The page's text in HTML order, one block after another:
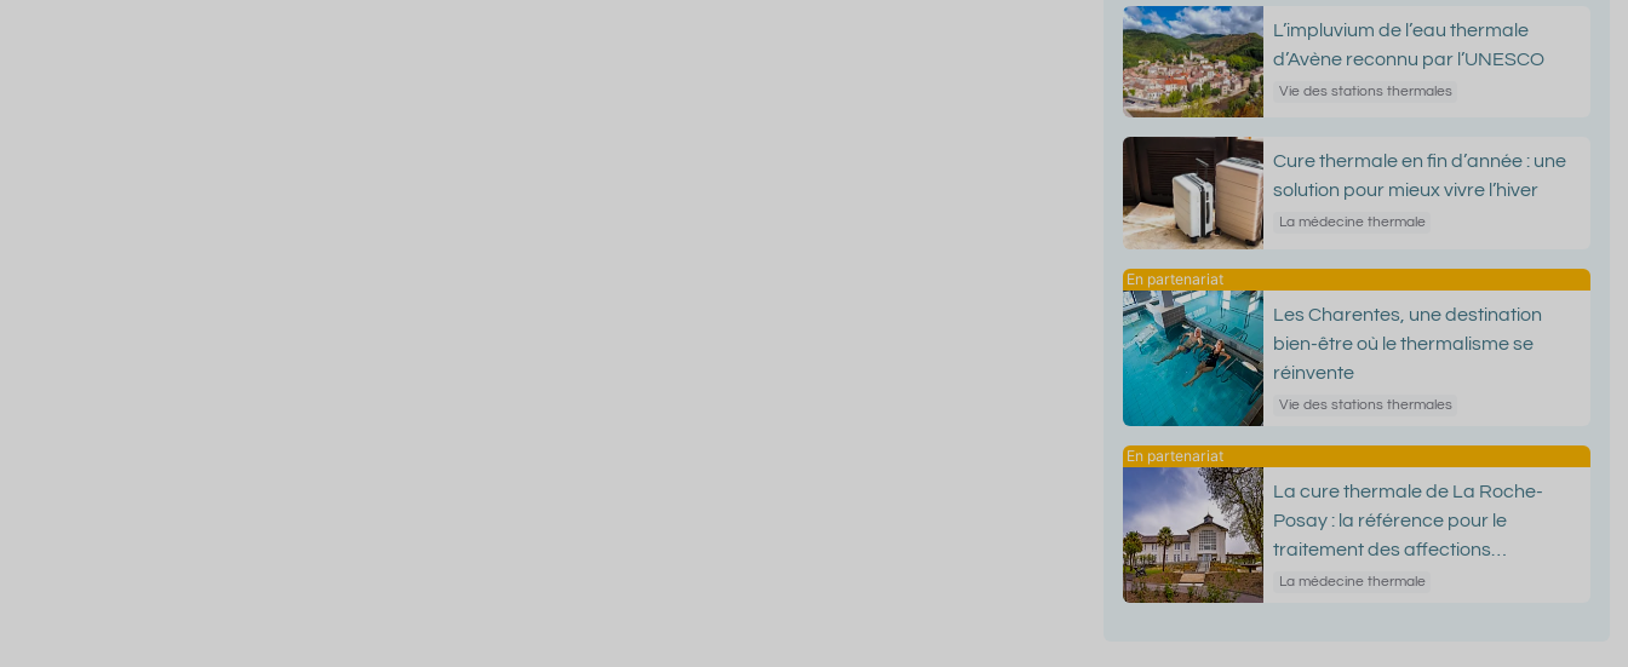
L’impluvium de l’eau thermale
d’Avène reconnu par l’UNESCO
Vie des stations thermales
Cure thermale en fin d’année : une
solution pour mieux vivre l’hiver
La médecine thermale
Les Charentes, une destination
bien-être où le thermalisme se
réinvente
Vie des stations thermales
La cure thermale de La Roche-
Posay : la référence pour le
traitement des affections
dermatologiques
La médecine thermale